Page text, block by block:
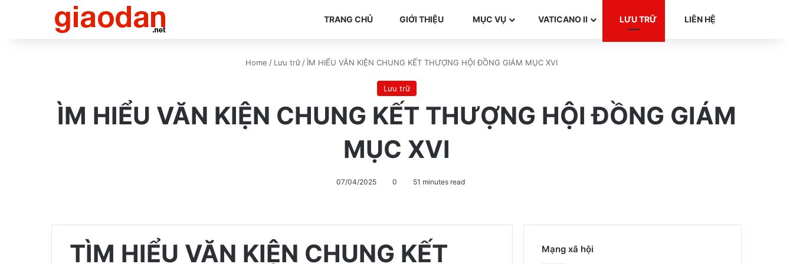
TRANG CHỦ GIỚI THIỆU MỤC VỤ VATICANO II LƯU TRỮ LIÊN HỆ
Home / Lưu trữ / ÌM HIỂU VĂN KIỆN CHUNG KẾT THƯỢNG HỘI ĐỒNG GIÁM MỤC XVI
Lưu trữ
ÌM HIỂU VĂN KIỆN CHUNG KẾT THƯỢNG HỘI ĐỒNG GIÁM
MỤC XVI
07/04/2025 0 51 minutes read
TÌM HIỂU VĂN KIỆN CHUNG KẾT
Mạng xã hội